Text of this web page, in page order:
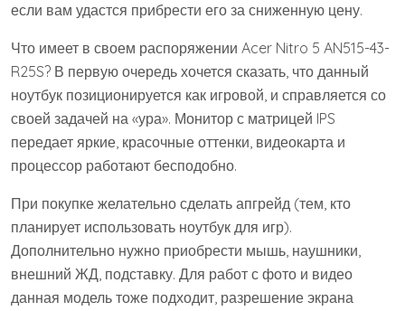
если вам удастся прибрести его за сниженную цену.
Что имеет в своем распоряжении Acer Nitro 5 AN515-43-
R25S? В первую очередь хочется сказать, что данный
ноутбук позиционируется как игровой, и справляется со
своей задачей на «ура». Монитор с матрицей IPS
передает яркие, красочные оттенки, видеокарта и
процессор работают бесподобно.
При покупке желательно сделать апгрейд (тем, кто
планирует использовать ноутбук для игр).
Дополнительно нужно приобрести мышь, наушники,
внешний ЖД, подставку. Для работ с фото и видео
данная модель тоже подходит, разрешение экрана